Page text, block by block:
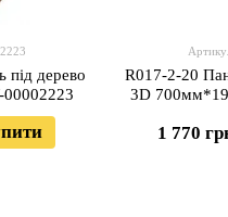
під дерево
R017-2-20
3D
1 770